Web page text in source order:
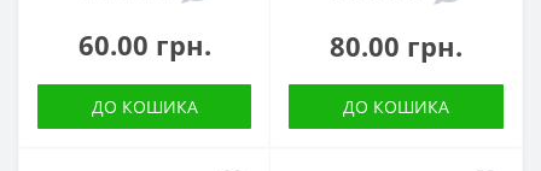
60.00 грн.
ДО КОШИКА
80.00 грн.
ДО КОШИКА